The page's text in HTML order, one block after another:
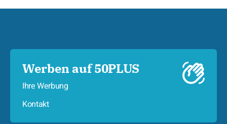
Werben auf 50PLUS
Ihre Werbung
Kontakt